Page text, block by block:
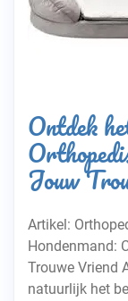
Ontdek
Jouw
Artikel:
Hondenmand:
Trouwe Vriend
natuurlijk het